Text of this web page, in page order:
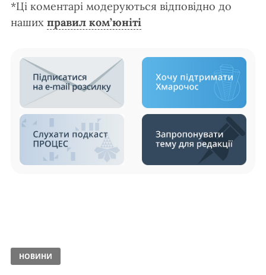
*Ці коментарі модеруються відповідно до
наших правил ком’юніті
НОВИНИ